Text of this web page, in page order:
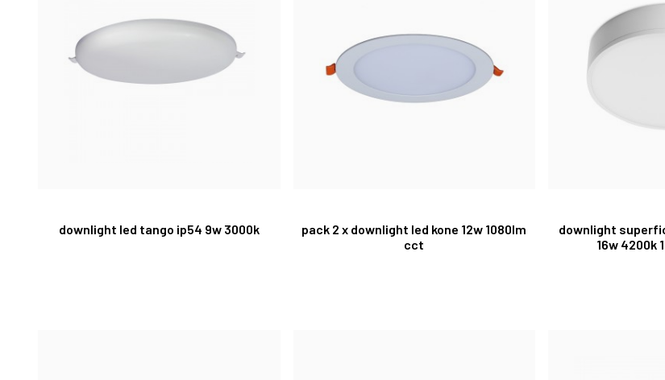
downlight led tango ip54 9w 3000k
pack 2 x downlight led kone 12w 1080lm
cct
downlight
16w 4200k